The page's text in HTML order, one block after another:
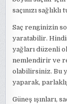
saçınızı
Saç renginizin
yaratabilir.
yağları düzenli
nemlendirir ve
olabilirsiniz. Bu
yaparak,
Güneş ışınları,